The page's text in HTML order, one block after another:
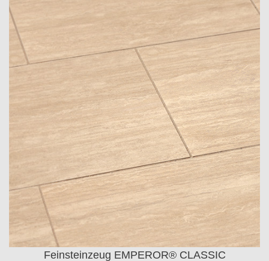
Feinsteinzeug EMPEROR® CLASSIC